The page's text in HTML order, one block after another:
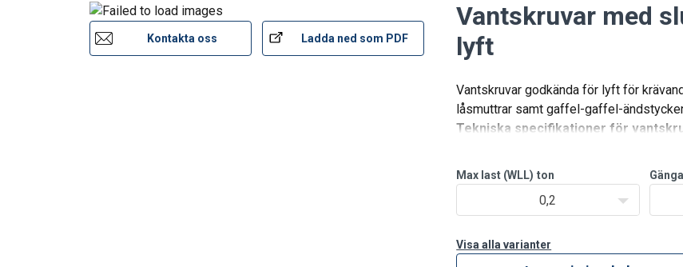
Vantskruvar med
lyft
Kontakta oss Ladda ned som PDF
Vantskruvar godkända för lyft för
låsmuttrar samt gaffel-gaffel-
Tekniska specifikationer för
Max last (WLL) ton
0,2
Gänga
Visa alla varianter